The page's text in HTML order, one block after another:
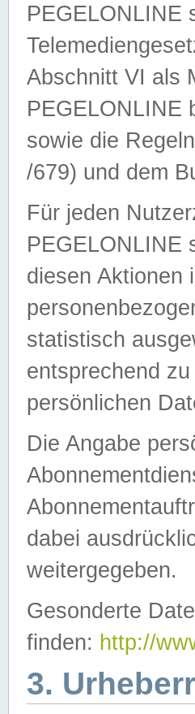
PEGELONLINE
Abschnitt VI als
PEGELONLINE
sowie die
/679) und dem
Für jeden
PEGELONLINE
diesen Aktionen
statistisch
entsprechend
persönlichen
Die Angabe
dabei
weitergegeben.
Gesonderte
finden: http://
3.